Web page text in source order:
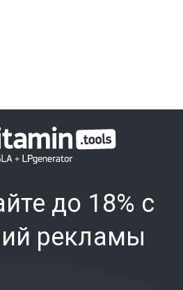
до 18% с
рекламы